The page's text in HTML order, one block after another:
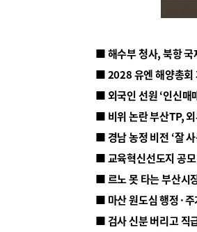
■ 해수부 청사, 북항 국
■ 2028 유엔 해양총회
■ 외국인 선원 ‘인신매
■ 비위 논란 부산TP,
■ 르노 못 타는 부산시
■ 마산 원도심 행정·주